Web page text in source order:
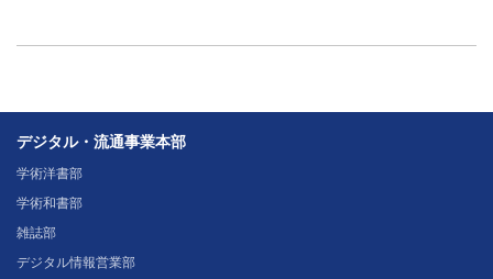
デジタル・流通事業本部
学術洋書部
学術和書部
雑誌部
デジタル情報営業部